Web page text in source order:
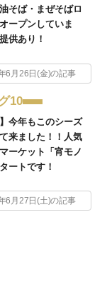
そば・まぜそばロ
ープンしていま
供あり！
6月26日(金)の記事
10
】今年もこのシーズ
来ました！！人気
ーケット「宵モノ
ートです！
6月27日(土)の記事